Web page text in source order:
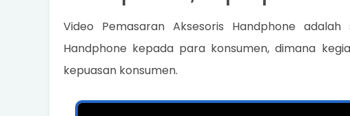
Video Pemasaran Aksesoris Handphone
Handphone kepada para konsumen, dimana
kepuasan konsumen.